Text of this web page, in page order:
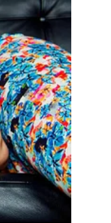
o volume do
resultado. Para
estéreo de maior